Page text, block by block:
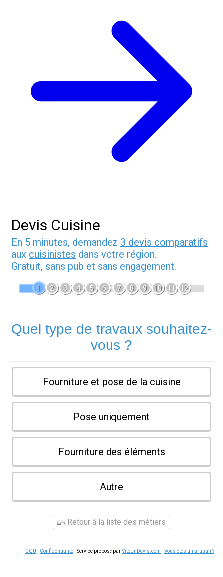
Devis Cuisine
En 5 minutes, demandez 3 devis comparatifs
aux cuisinistes dans votre région.
Gratuit, sans pub et sans engagement.
1 2 3 4 5 6 7 8 9 10 11 12
Quel type de travaux souhaitez-
vous ?
Fourniture et pose de la cuisine
Pose uniquement
Fourniture des éléments
Autre
Retour à la liste des métiers
CGU - Confidentialité- Service proposé parViteUnDevis.com -Vous êtes un artisan ?